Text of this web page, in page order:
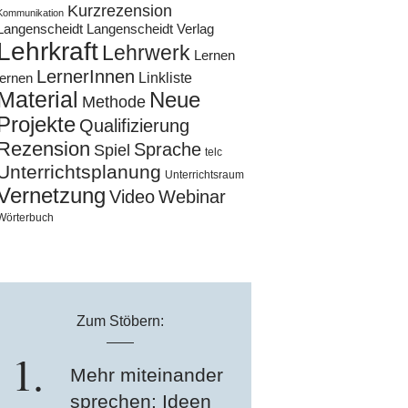
Kurzrezension
Langenscheidt Verlag
Lehrwerk Lernen
LernerInnen Linkliste
Methode Neue
Qualifizierung
Spiel Sprache telc
Unterrichtsraum
VideoWebinar
Zum Stöbern:
Mehr miteinander
sprechen: Ideen